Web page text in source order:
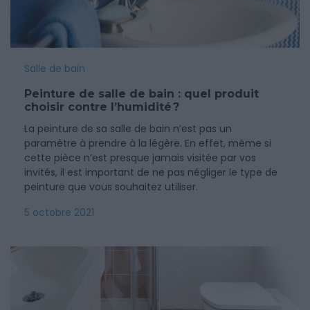
Salle de bain
Peinture de salle de bain : quel produit
choisir contre l’humidité ?
La peinture de sa salle de bain n’est pas un
paramètre à prendre à la légère. En effet, même si
cette pièce n’est presque jamais visitée par vos
invités, il est important de ne pas négliger le type de
peinture que vous souhaitez utiliser.
5 octobre 2021